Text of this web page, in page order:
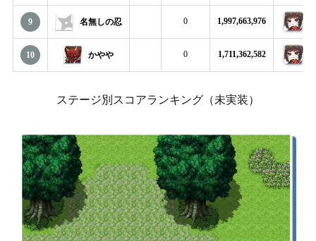
9 名無しの忍 0 1,997,663,976
10 かやや 0 1,711,362,582
ステージ別スコアランキング（未実装）